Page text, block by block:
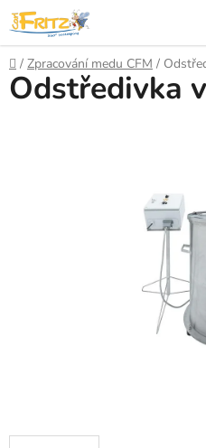
Přejít
na
obsah
Domů
/ Zpracování medu CFM /
Odstředivka